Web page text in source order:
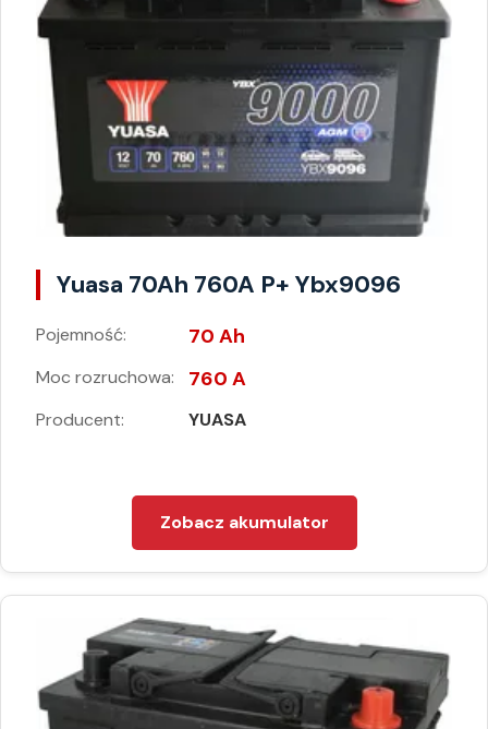
Yuasa 70Ah 760A P+ Ybx9096
Pojemność: 70 Ah
Moc rozruchowa: 760 A
Producent: YUASA
Zobacz akumulator